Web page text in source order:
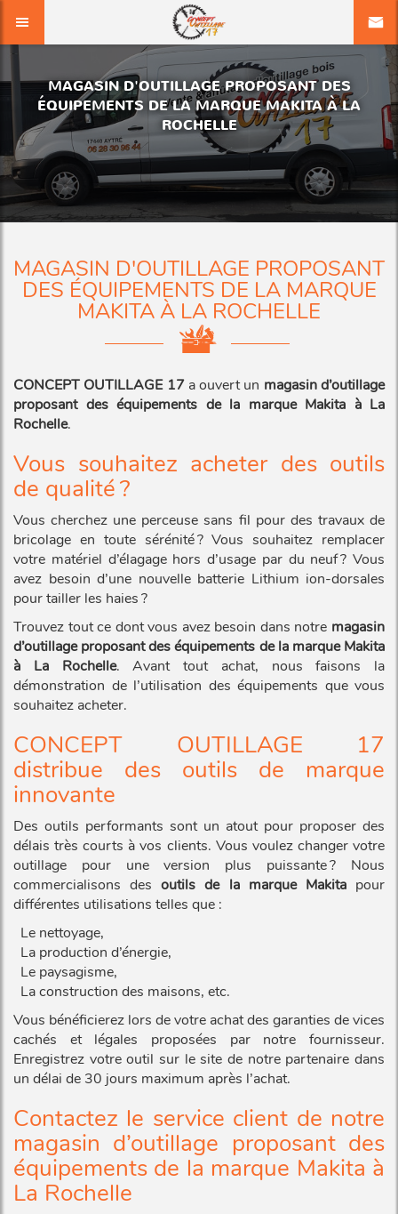
MAGASIN D'OUTILLAGE PROPOSANT DES
ÉQUIPEMENTS DE LA MARQUE MAKITA À LA
ROCHELLE
MAGASIN D'OUTILLAGE PROPOSANT
DES ÉQUIPEMENTS DE LA MARQUE
MAKITA À LA ROCHELLE
CONCEPT OUTILLAGE 17a ouvert un magasin d’outillage
proposant des équipements de la marque Makita à La
Rochelle.
Vous souhaitez acheter des outils
de qualité ?
Vous cherchez une perceuse sans fil pour des travaux de
bricolage en toute sérénité ? Vous souhaitez remplacer
votre matériel d’élagage hors d’usage par du neuf ? Vous
avez besoin d’une nouvelle batterie Lithium ion-dorsales
pour tailler les haies ?
Trouvez tout ce dont vous avez besoin dans notre magasin
d’outillage proposant des équipements de la marque Makita
à La Rochelle. Avant tout achat, nous faisons la
démonstration de l’utilisation des équipements que vous
souhaitez acheter.
CONCEPT OUTILLAGE 17
distribue des outils de marque
innovante
Des outils performants sont un atout pour proposer des
délais très courts à vos clients. Vous voulez changer votre
outillage pour une version plus puissante ? Nous
commercialisons desoutils de la marque Makitapour
différentes utilisations telles que :
Le nettoyage,
La production d’énergie,
Le paysagisme,
La construction des maisons, etc.
Vous bénéficierez lors de votre achat des garanties de vices
cachés et légales proposées par notre fournisseur.
Enregistrez votre outil sur le site de notre partenaire dans
un délai de 30 jours maximum après l’achat.
Contactez le service client de notre
magasin d’outillage proposant des
équipements de la marque Makita à
La Rochelle